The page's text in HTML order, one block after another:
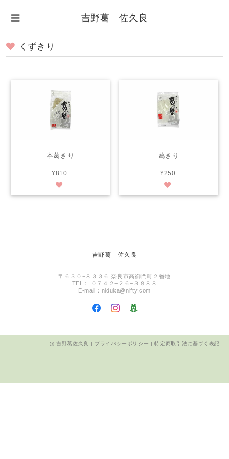
吉野葛 佐久良
くずきり
本葛きり
¥810
葛きり
¥250
吉野葛 佐久良
〒６３０−８３３６ 奈良市高御門町２番地
TEL： ０７４２−２６−３８８８
E-mail： niduka@nifty.com
吉野葛佐久良 | プライバシーポリシー |特定商取引法に基づく表記